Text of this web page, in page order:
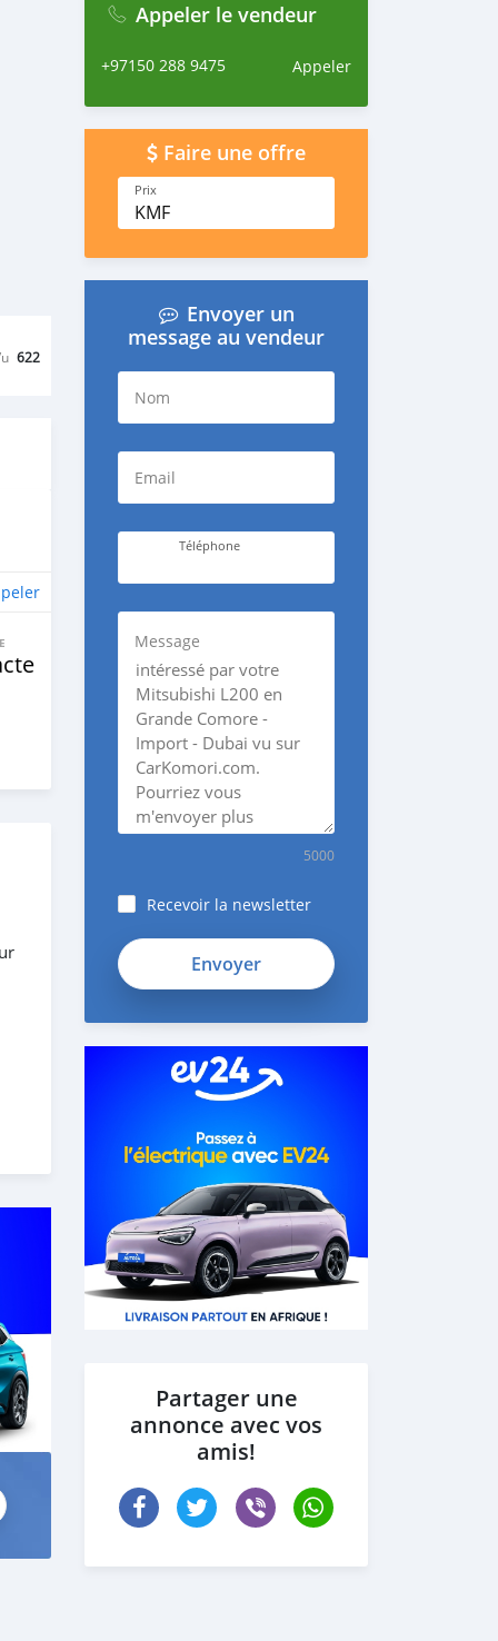
622
Appeler le vendeur
+97150 288 9475 Appeler
Faire une offre
Prix
KMF
Envoyer un
message au vendeur
Nom
Email
Téléphone
Message
5000
Recevoir la newsletter
Partager une
annonce avec vos
amis!